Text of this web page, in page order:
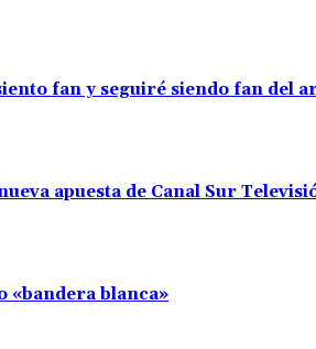
fan y seguiré siendo fan del
apuesta de Canal Sur
«bandera blanca»